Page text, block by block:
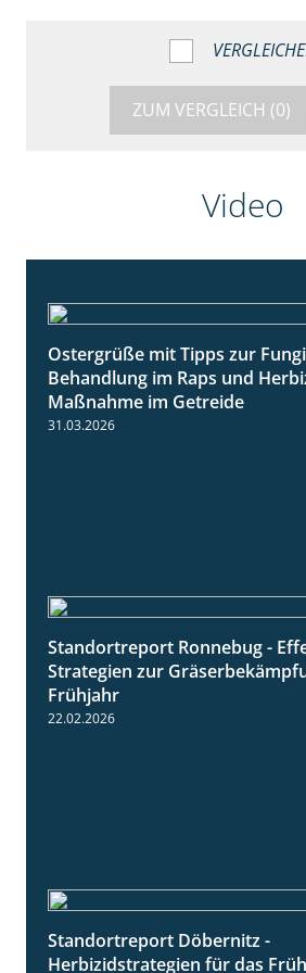
ZUM VERGLEICH (0)
Video
Ostergrüße mit Tipps zur
Behandlung im Raps und
Maßnahme im Getreide
31.03.2026
Standortreport Ronnebug -
Strategien zur
Frühjahr
22.02.2026
Standortreport Döbernitz -
Herbizidstrategien für das